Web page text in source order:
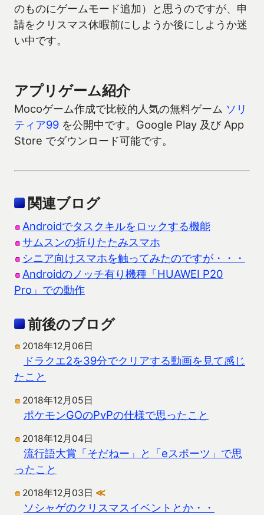
のものにゲームモード追加）と思うのですが、申
請をクリスマス休暇前にしようか後にしようか迷
い中です。
アプリゲーム紹介
Mocoゲーム作成で比較的人気の無料ゲーム ソリ
ティア99 を公開中です。Google Play 及び App
Store でダウンロード可能です。
関連ブログ
Androidでタスクキルをロックする機能
サムスンの折りたたみスマホ
シニア向けスマホを触ってみたのですが・・・
Androidのノッチ有り機種「HUAWEI P20
Pro」での動作
前後のブログ
2018年12月06日
ドラクエ2を39分でクリアする動画を見て感じ
たこと
2018年12月05日
ポケモンGOのPvPの仕様で思ったこと
2018年12月04日
流行語大賞「そだねー」と「eスポーツ」で思
ったこと
2018年12月03日 ≪
ソシャゲのクリスマスイベントとか・・